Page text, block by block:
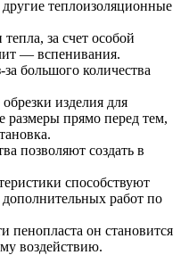
теплоизоляционные
за счет особой
— вспенивания.
большого количества
изделия для
размеры прямо перед тем,
позволяют создать в
способствуют
дополнительных работ по
он становится
воздействию.